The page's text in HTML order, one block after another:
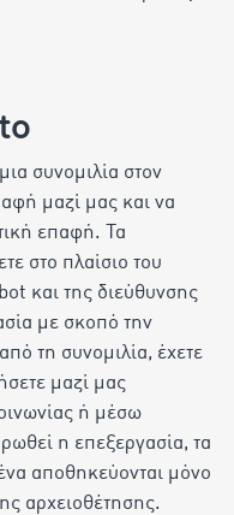
συνομιλία στον
μαζί μας και να
επαφή. Τα
στο πλαίσιο του
και της διεύθυνσης
με σκοπό την
τη συνομιλία, έχετε
μαζί μας
ή μέσω
η επεξεργασία, τα
αποθηκεύονται μόνο
αρχειοθέτησης.